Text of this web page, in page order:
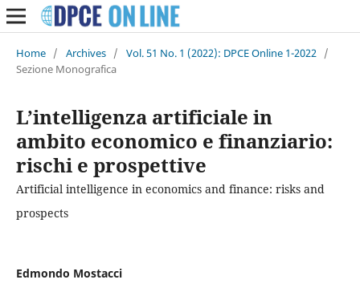
Home / Archives / Vol. 51 No. 1 (2022): DPCE Online 1-2022 /
Sezione Monografica
L’intelligenza artificiale in
ambito economico e finanziario:
rischi e prospettive
Artificial intelligence in economics and finance: risks and
prospects
Edmondo Mostacci